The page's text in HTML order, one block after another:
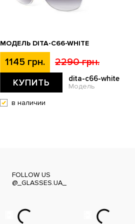
МОДЕЛЬ DITA-C66-WHITE
1145 грн. 2290 грн.
КУПИТЬ dita-c66-white
Модель
в наличии
FOLLOW US
@_GLASSES.UA_